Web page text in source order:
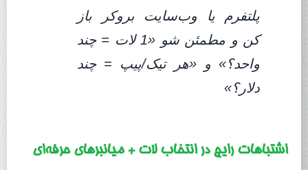
پلتفرم یا وب‌سایت بروکر باز
کن و مطمئن شو «1 لات = چند
واحد؟» و «هر تیک/پیپ = چند
دلار؟»
اشتباهات رایج در انتخاب لات + میانبرهای حرفه‌ای